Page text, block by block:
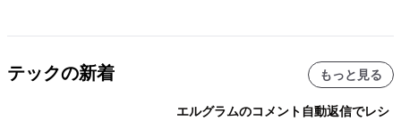
テックの新着 もっと見る
エルグラムのコメント自動返信でレシ